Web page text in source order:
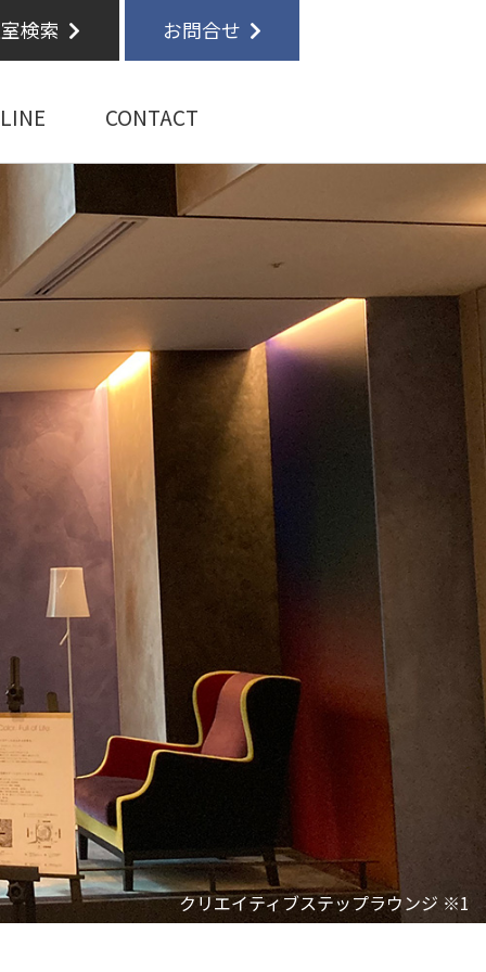
検索 お問合せ
CONTACT
クリエイティブステップラウンジ ※1